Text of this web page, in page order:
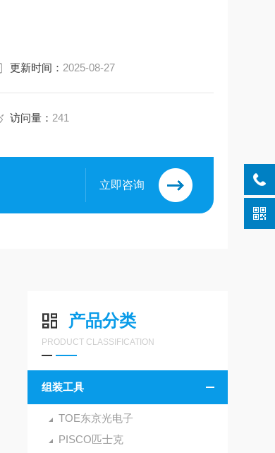
更新时间： 2025-08-27
访问量： 241
立即咨询
产品分类
PRODUCT CLASSIFICATION
组装工具
TOE东京光电子
PISCO匹士克